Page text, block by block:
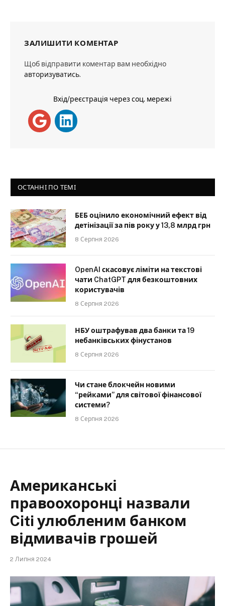
ЗАЛИШИТИ КОМЕНТАР
Щоб відправити коментар вам необхідно
авторизуватись.
Вхід/реєстрація через соц. мережі
ОСТАННІ ПО ТЕМІ
БЕБ оцінило економічний ефект від
детінізації за пів року у 13,8 млрд грн
8 Серпня 2026
OpenAI скасовує ліміти на текстові
чати ChatGPT для безкоштовних
користувачів
8 Серпня 2026
НБУ оштрафував два банки та 19
небанківських фінустанов
8 Серпня 2026
Чи стане блокчейн новими
“рейками” для світової фінансової
системи?
8 Серпня 2026
Американські
правоохоронці назвали
Citi улюбленим банком
відмивачів грошей
2 Липня 2024